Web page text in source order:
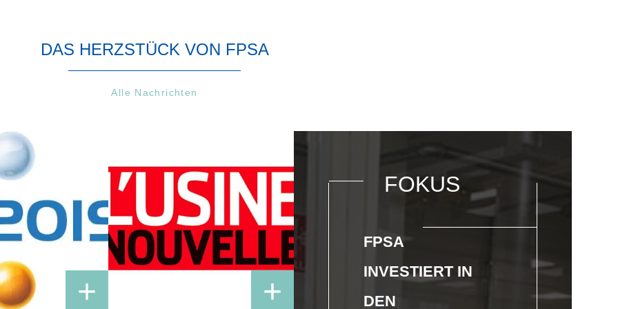
DAS HERZSTÜCK VON FPSA
Alle Nachrichten
+ +
FOKUS
FPSA
INVESTIERT IN
DEN